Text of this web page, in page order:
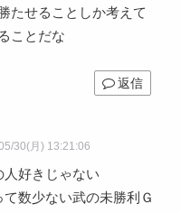
たせることしか考えて
ことだな
返信
30(月) 13:21:06
人好きじゃない
数少ない武の未勝利Ｇ